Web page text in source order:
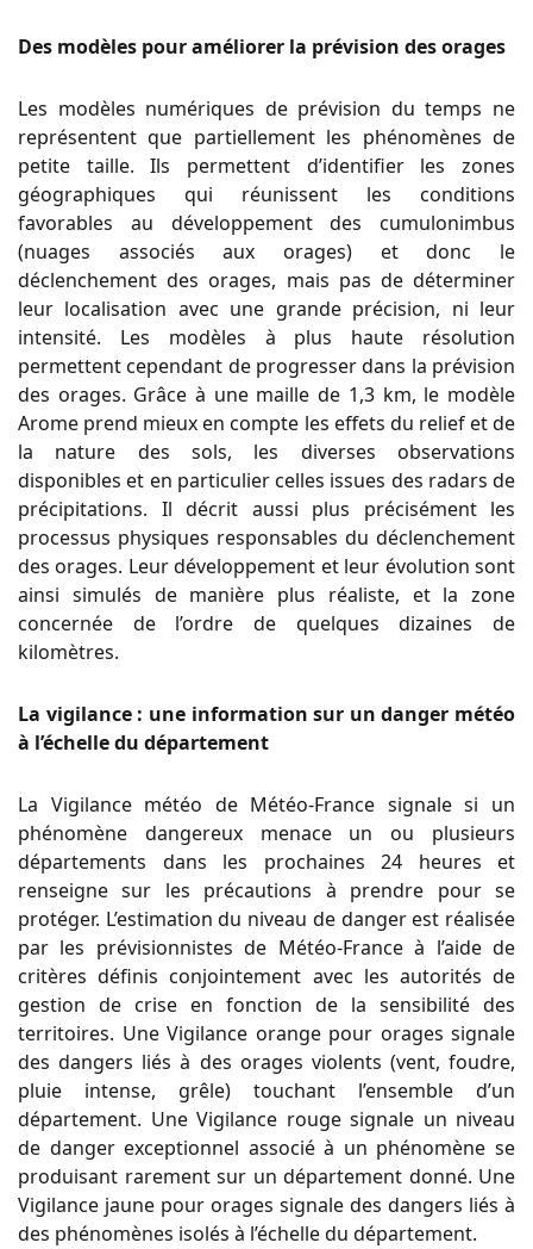
Des modèles pour améliorer la prévision des orages
Les modèles numériques de prévision du temps ne
représentent que partiellement les phénomènes de
petite taille. Ils permettent d’identifier les zones
géographiques qui réunissent les conditions
favorables au développement des cumulonimbus
(nuages associés aux orages) et donc le
déclenchement des orages, mais pas de déterminer
leur localisation avec une grande précision, ni leur
intensité. Les modèles à plus haute résolution
permettent cependant de progresser dans la prévision
des orages. Grâce à une maille de 1,3 km, le modèle
Arome prend mieux en compte les effets du relief et de
la nature des sols, les diverses observations
disponibles et en particulier celles issues des radars de
précipitations. Il décrit aussi plus précisément les
processus physiques responsables du déclenchement
des orages. Leur développement et leur évolution sont
ainsi simulés de manière plus réaliste, et la zone
concernée de l’ordre de quelques dizaines de
kilomètres.
La vigilance : une information sur un danger météo
à l’échelle du département
La Vigilance météo de Météo-France signale si un
phénomène dangereux menace un ou plusieurs
départements dans les prochaines 24 heures et
renseigne sur les précautions à prendre pour se
protéger. L’estimation du niveau de danger est réalisée
par les prévisionnistes de Météo-France à l’aide de
critères définis conjointement avec les autorités de
gestion de crise en fonction de la sensibilité des
territoires. Une Vigilance orange pour orages signale
des dangers liés à des orages violents (vent, foudre,
pluie intense, grêle) touchant l’ensemble d’un
département. Une Vigilance rouge signale un niveau
de danger exceptionnel associé à un phénomène se
produisant rarement sur un département donné. Une
Vigilance jaune pour orages signale des dangers liés à
des phénomènes isolés à l’échelle du département.